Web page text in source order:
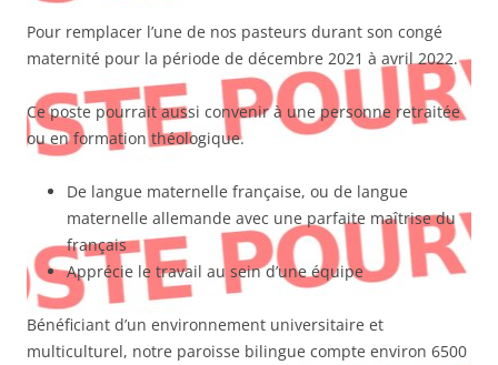
Pour remplacer l’une de nos pasteurs durant son congé
maternité pour la période de décembre 2021 à avril 2022.
Ce poste pourrait aussi convenir à une personne retraitée
ou en formation théologique.
De langue maternelle française, ou de langue
maternelle allemande avec une parfaite maîtrise du
français
Apprécie le travail au sein d’une équipe
Bénéficiant d’un environnement universitaire et
multiculturel, notre paroisse bilingue compte environ 6500